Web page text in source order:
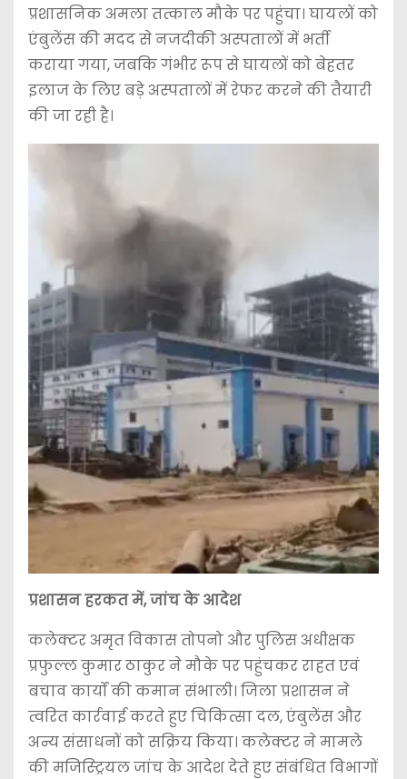
प्रशासनिक अमला तत्काल मौके पर पहुंचा। घायलों को
एंबुलेंस की मदद से नजदीकी अस्पतालों में भर्ती
कराया गया, जबकि गंभीर रूप से घायलों को बेहतर
इलाज के लिए बड़े अस्पतालों में रेफर करने की तैयारी
की जा रही है।
प्रशासन हरकत में, जांच के आदेश
कलेक्टर अमृत विकास तोपनो और पुलिस अधीक्षक
प्रफुल्ल कुमार ठाकुर ने मौके पर पहुंचकर राहत एवं
बचाव कार्यों की कमान संभाली। जिला प्रशासन ने
त्वरित कार्रवाई करते हुए चिकित्सा दल, एंबुलेंस और
अन्य संसाधनों को सक्रिय किया। कलेक्टर ने मामले
की मजिस्ट्रियल जांच के आदेश देते हुए संबंधित विभागों